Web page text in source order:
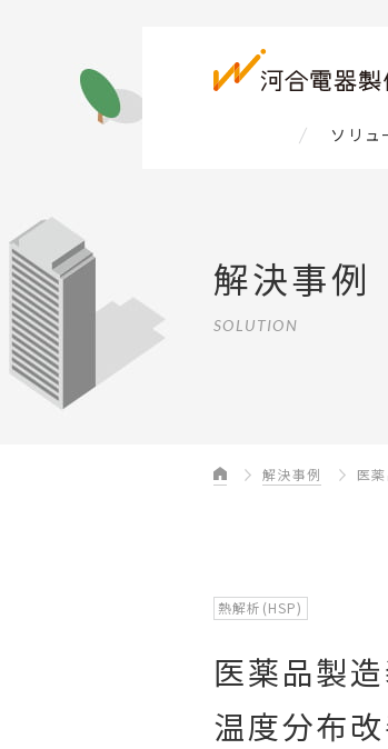
ソリュ
解決事例
SOLUTION
解決事例 医
熱解析(HSP)
医薬品製
温度分布